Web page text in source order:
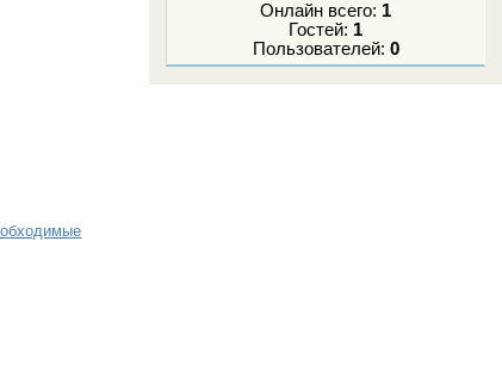
Онлайн всего: 1
Гостей: 1
Пользователей: 0